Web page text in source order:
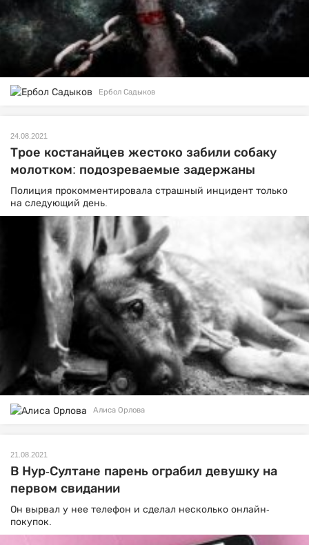
Ербол Садыков
24.08.2021
Трое костанайцев жестоко забили собаку
молотком: подозреваемые задержаны
Полиция прокомментировала страшный инцидент только
на следующий день.
Алиса Орлова
21.08.2021
В Нур-Султане парень ограбил девушку на
первом свидании
Он вырвал у нее телефон и сделал несколько онлайн-
покупок.